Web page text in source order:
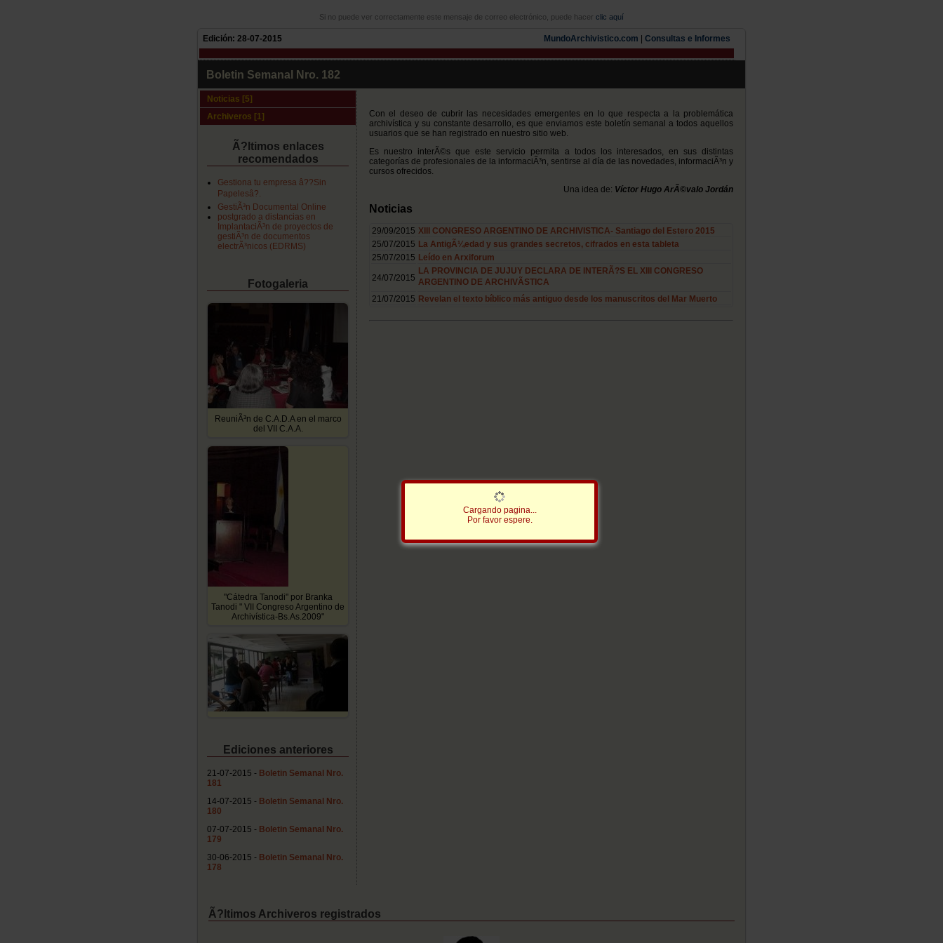
Cargando pagina...
Por favor espere.
Si no puede ver correctamente este mensaje de correo electrónico, puede hacer clic aquí
Edición: 28-07-2015 MundoArchivistico.com Consultas e Informes
Boletin Semanal Nro. 182
Noticias [5]
Archiveros [1]
Ã?ltimos enlaces
recomendados
Gestiona tu empresa â??Sin
Papelesâ?.
GestiÃ³n Documental Online
postgrado a distancias en
ImplantaciÃ³n de proyectos de
gestiÃ³n de documentos
electrÃ³nicos (EDRMS)
Fotogaleria
ReuniÃ³n de C.A.D.A en el marco
del VII C.A.A.
"Cátedra Tanodi" por Branka
Tanodi " VII Congreso Argentino de
Archivística-Bs.As.2009"
Ediciones anteriores
21-07-2015 - Boletin Semanal Nro.
181
14-07-2015 - Boletin Semanal Nro.
180
07-07-2015 - Boletin Semanal Nro.
179
30-06-2015 - Boletin Semanal Nro.
178
Con el deseo de cubrir las necesidades emergentes en lo que respecta a la problemática
archivística y su constante desarrollo, es que enviamos este boletín semanal a todos aquellos
usuarios que se han registrado en nuestro sitio web.
Es nuestro interÃ©s que este servicio permita a todos los interesados, en sus distintas
categorías de profesionales de la informaciÃ³n, sentirse al día de las novedades, informaciÃ³n y
cursos ofrecidos.
Una idea de: Víctor Hugo ArÃ©valo Jordán
Noticias
29/09/2015 XIII CONGRESO ARGENTINO DE ARCHIVISTICA- Santiago del Estero 2015
25/07/2015 La AntigÃ¼edad y sus grandes secretos, cifrados en esta tableta
25/07/2015 Leído en Arxiforum
24/07/2015
LA PROVINCIA DE JUJUY DECLARA DE INTERÃ?S EL XIII CONGRESO
ARGENTINO DE ARCHIVÃSTICA
21/07/2015 Revelan el texto bíblico más antiguo desde los manuscritos del Mar Muerto
Ã?ltimos Archiveros registrados